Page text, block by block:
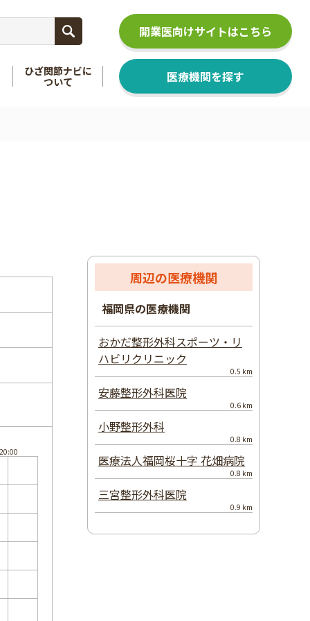
ひざ関節ナビに
ついて
医療機関を探す
開業医向けサイトはこちら
周辺の医療機関
福岡県の医療機関
おかだ整形外科スポーツ・リ
ハビリクリニック
0.5 km
安藤整形外科医院
0.6 km
小野整形外科
0.8 km
医療法人福岡桜十字 花畑病院
0.8 km
三宮整形外科医院
0.9 km